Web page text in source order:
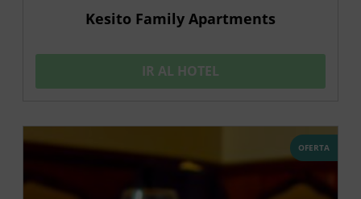
Kesito Family Apartments
IR AL HOTEL
OFERTA